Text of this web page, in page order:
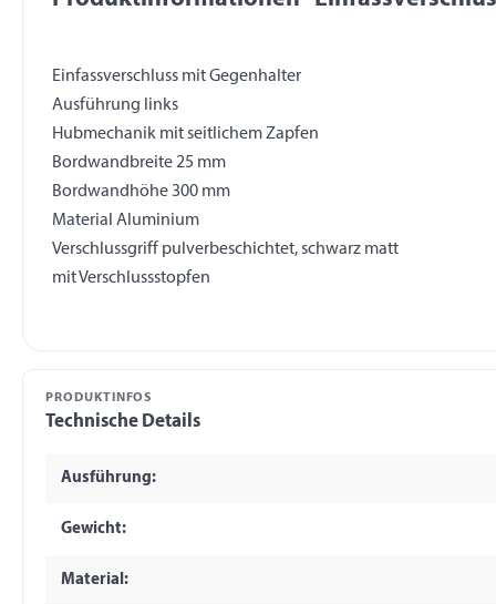
Einfassverschluss mit Gegenhalter
Ausführung links
Hubmechanik mit seitlichem Zapfen
Bordwandbreite 25 mm
Bordwandhöhe 300 mm
Material Aluminium
Verschlussgriff pulverbeschichtet, schwarz matt
PRODUKTINFOS
Technische Details
Ausführung:
Gewicht:
Material: